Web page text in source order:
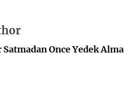
Once Yedek Alma